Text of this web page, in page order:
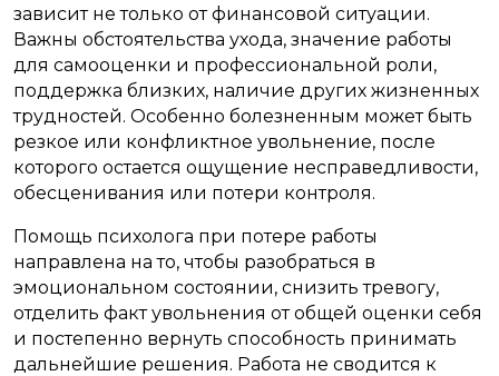
зависит не только от финансовой ситуации.
Важны обстоятельства ухода, значение работы
для самооценки и профессиональной роли,
поддержка близких, наличие других жизненных
трудностей. Особенно болезненным может быть
резкое или конфликтное увольнение, после
которого остается ощущение несправедливости,
обесценивания или потери контроля.
Помощь психолога при потере работы
направлена на то, чтобы разобраться в
эмоциональном состоянии, снизить тревогу,
отделить факт увольнения от общей оценки себя
и постепенно вернуть способность принимать
дальнейшие решения. Работа не сводится к